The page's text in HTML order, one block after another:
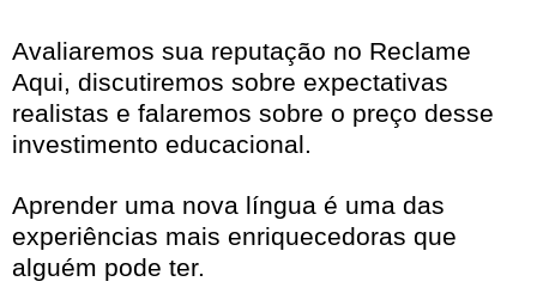
Avaliaremos sua reputação no Reclame
Aqui, discutiremos sobre expectativas
realistas e falaremos sobre o preço desse
investimento educacional.
Aprender uma nova língua é uma das
experiências mais enriquecedoras que
alguém pode ter.